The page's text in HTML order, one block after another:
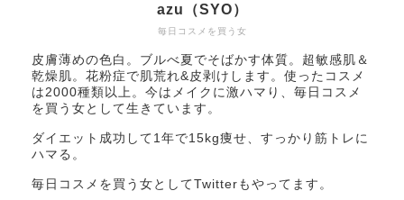
毎日コスメを買う女
azu（SYO）
皮膚薄めの色白。ブルべ夏でそばかす体質。超敏感肌＆
乾燥肌。花粉症で肌荒れ&皮剥けします。使ったコスメ
は2000種類以上。今はメイクに激ハマり、毎日コスメ
を買う女として生きています。
ダイエット成功して1年で15kg痩せ、すっかり筋トレに
ハマる。
毎日コスメを買う女としてTwitterもやってます。